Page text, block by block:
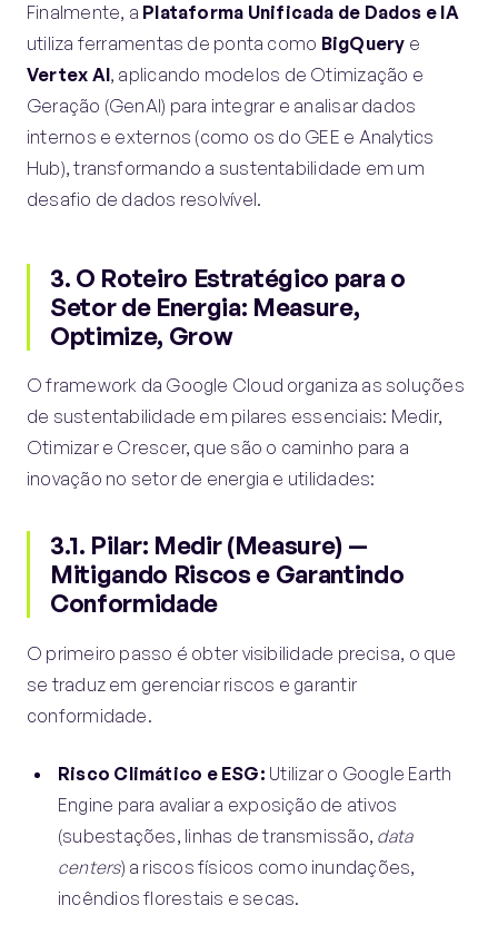
Finalmente, a Plataforma Unificada de Dados e IA
utiliza ferramentas de ponta como BigQuery e
Vertex AI, aplicando modelos de Otimização e
Geração (GenAI) para integrar e analisar dados
internos e externos (como os do GEE e Analytics
Hub), transformando a sustentabilidade em um
desafio de dados resolvível.
3. O Roteiro Estratégico para o
Setor de Energia: Measure,
Optimize, Grow
O framework da Google Cloud organiza as soluções
de sustentabilidade em pilares essenciais: Medir,
Otimizar e Crescer, que são o caminho para a
inovação no setor de energia e utilidades:
3.1. Pilar: Medir (Measure) —
Mitigando Riscos e Garantindo
Conformidade
O primeiro passo é obter visibilidade precisa, o que
se traduz em gerenciar riscos e garantir
conformidade.
Risco Climático e ESG: Utilizar o Google Earth
Engine para avaliar a exposição de ativos
(subestações, linhas de transmissão, data
centers) a riscos físicos como inundações,
incêndios florestais e secas.